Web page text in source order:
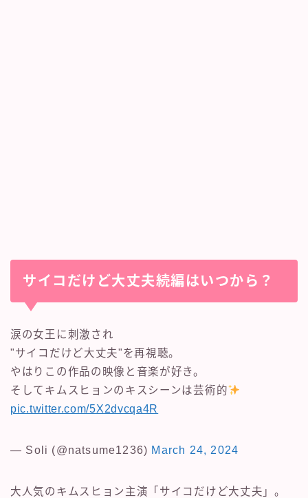
サイコだけど大丈夫続編はいつから？
涙の女王に刺激され
"サイコだけど大丈夫"を再視聴。
やはりこの作品の映像と音楽が好き。
そしてキムスヒョンのキスシーンは芸術的
pic.twitter.com/5X2dvcqa4R
— Soli (@natsume1236) March 24, 2024
大人気のキムスヒョン主演「サイコだけど大丈夫」。